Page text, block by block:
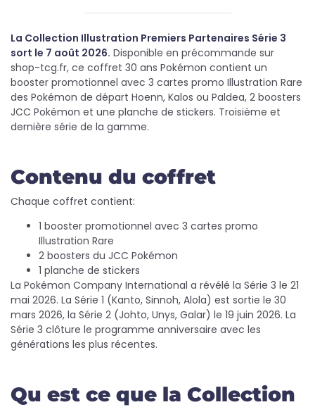
La Collection Illustration Premiers Partenaires Série 3
sort le 7 août 2026. Disponible en précommande sur
shop-tcg.fr, ce coffret 30 ans Pokémon contient un
booster promotionnel avec 3 cartes promo Illustration Rare
des Pokémon de départ Hoenn, Kalos ou Paldea, 2 boosters
JCC Pokémon et une planche de stickers. Troisième et
dernière série de la gamme.
Contenu du coffret
Chaque coffret contient:
1 booster promotionnel avec 3 cartes promo
Illustration Rare
2 boosters du JCC Pokémon
1 planche de stickers
La Pokémon Company International a révélé la Série 3 le 21
mai 2026. La Série 1 (Kanto, Sinnoh, Alola) est sortie le 30
mars 2026, la Série 2 (Johto, Unys, Galar) le 19 juin 2026. La
Série 3 clôture le programme anniversaire avec les
générations les plus récentes.
Qu est ce que la Collection